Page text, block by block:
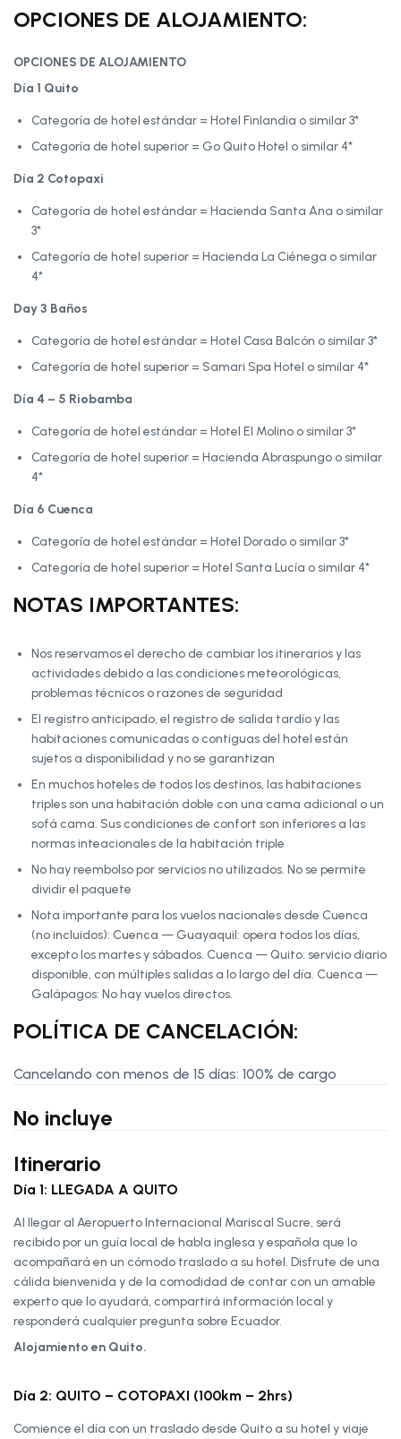
OPCIONES DE ALOJAMIENTO:
OPCIONES DE ALOJAMIENTO
Día 1 Quito
Categoría de hotel estándar = Hotel Finlandia o similar 3*
Categoría de hotel superior = Go Quito Hotel o similar 4*
Día 2 Cotopaxi
Categoría de hotel estándar = Hacienda Santa Ana o similar
3*
Categoría de hotel superior = Hacienda La Ciénega o similar
4*
Day 3 Baños
Categoría de hotel estándar = Hotel Casa Balcón o similar 3*
Categoría de hotel superior = Samari Spa Hotel o similar 4*
Día 4 – 5 Riobamba
Categoría de hotel estándar = Hotel El Molino o similar 3*
Categoría de hotel superior = Hacienda Abraspungo o similar
4*
Día 6 Cuenca
Categoría de hotel estándar = Hotel Dorado o similar 3*
Categoría de hotel superior = Hotel Santa Lucía o similar 4*
NOTAS IMPORTANTES:
Nos reservamos el derecho de cambiar los itinerarios y las
actividades debido a las condiciones meteorológicas,
problemas técnicos o razones de seguridad
El registro anticipado, el registro de salida tardío y las
habitaciones comunicadas o contiguas del hotel están
sujetos a disponibilidad y no se garantizan
En muchos hoteles de todos los destinos, las habitaciones
triples son una habitación doble con una cama adicional o un
sofá cama. Sus condiciones de confort son inferiores a las
normas inteacionales de la habitación triple
No hay reembolso por servicios no utilizados. No se permite
dividir el paquete
Nota importante para los vuelos nacionales desde Cuenca
(no incluidos): Cuenca — Guayaquil: opera todos los días,
excepto los martes y sábados. Cuenca — Quito: servicio diario
disponible, con múltiples salidas a lo largo del día. Cuenca —
Galápagos: No hay vuelos directos.
POLÍTICA DE CANCELACIÓN:
Cancelando con menos de 15 días: 100% de cargo
No incluye
Itinerario
Día 1: LLEGADA A QUITO
Al llegar al Aeropuerto Internacional Mariscal Sucre, será
recibido por un guía local de habla inglesa y española que lo
acompañará en un cómodo traslado a su hotel. Disfrute de una
cálida bienvenida y de la comodidad de contar con un amable
experto que lo ayudará, compartirá información local y
responderá cualquier pregunta sobre Ecuador.
Alojamiento en Quito.
Día 2: QUITO – COTOPAXI (100km – 2hrs)
Comience el día con un traslado desde Quito a su hotel y viaje